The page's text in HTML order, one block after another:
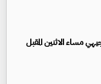
مساء الاثنين المقبل